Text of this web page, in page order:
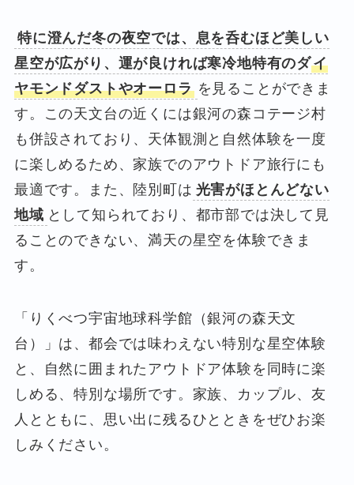
特に澄んだ冬の夜空では、息を呑むほど美しい
星空が広がり、運が良ければ寒冷地特有のダイ
ヤモンドダストやオーロラ を見ることができま
す。この天文台の近くには銀河の森コテージ村
も併設されており、天体観測と自然体験を一度
に楽しめるため、家族でのアウトドア旅行にも
最適です。また、陸別町は 光害がほとんどない
地域 として知られており、都市部では決して見
ることのできない、満天の星空を体験できま
す。
「りくべつ宇宙地球科学館（銀河の森天文
台）」は、都会では味わえない特別な星空体験
と、自然に囲まれたアウトドア体験を同時に楽
しめる、特別な場所です。家族、カップル、友
人とともに、思い出に残るひとときをぜひお楽
しみください。